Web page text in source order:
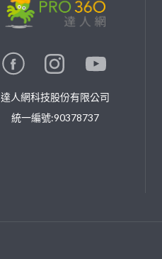
達人網科技股份有限公司
統一編號:90378737